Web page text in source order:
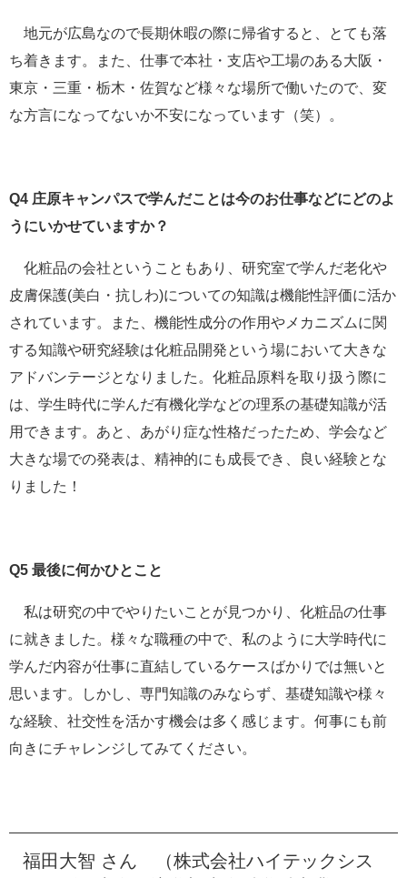
地元が広島なので長期休暇の際に帰省すると、とても落
ち着きます。また、仕事で本社・支店や工場のある大阪・
東京・三重・栃木・佐賀など様々な場所で働いたので、変
な方言になってないか不安になっています（笑）。
Q4 庄原キャンパスで学んだことは今のお仕事などにどのよ
うにいかせていますか？
化粧品の会社ということもあり、研究室で学んだ老化や
皮膚保護(美白・抗しわ)についての知識は機能性評価に活か
されています。また、機能性成分の作用やメカニズムに関
する知識や研究経験は化粧品開発という場において大きな
アドバンテージとなりました。化粧品原料を取り扱う際に
は、学生時代に学んだ有機化学などの理系の基礎知識が活
用できます。あと、あがり症な性格だったため、学会など
大きな場での発表は、精神的にも成長でき、良い経験とな
りました！
Q5 最後に何かひとこと
私は研究の中でやりたいことが見つかり、化粧品の仕事
に就きました。様々な職種の中で、私のように大学時代に
学んだ内容が仕事に直結しているケースばかりでは無いと
思います。しかし、専門知識のみならず、基礎知識や様々
な経験、社交性を活かす機会は多く感じます。何事にも前
向きにチャレンジしてみてください。
福田大智 さん （株式会社ハイテックシス